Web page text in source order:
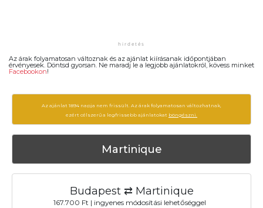
Az árak folyamatosan változnak és az ajánlat kiírásanak időpontjában
érvényesek. Döntsd gyorsan. Ne maradj le a legjobb ajánlatokról, kövess minket
Facebookon!
Az ajánlat 1894 napja nem frissült. Az árak folyamatosan változhatnak,
ezért célszerű a legfrissebb ajánlatokat böngészni.
Martinique
Budapest ⇄ Martinique
167.700 Ft | ingyenes módosítási lehetőséggel